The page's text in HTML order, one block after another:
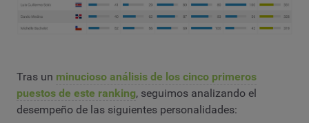
Tras un minucioso análisis de los cinco primeros
puestos de este ranking, seguimos analizando el
desempeño de las siguientes personalidades: